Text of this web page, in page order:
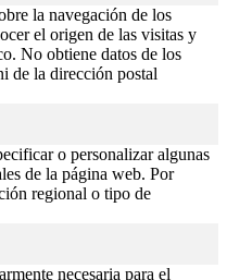
la navegación de los
el origen de las visitas y
No obtiene datos de los
de la dirección postal
o personalizar algunas
de la página web. Por
regional o tipo de
necesaria para el